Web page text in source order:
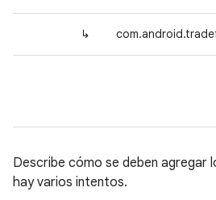
↳
Describe cómo se deben agregar
hay varios intentos.